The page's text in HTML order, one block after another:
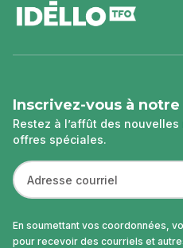
de
page
Inscrivez-vous à
Restez à l’affût des
offres spéciales.
En soumettant vos coordonnées,
pour recevoir des courriels et